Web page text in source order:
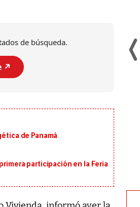
de búsqueda.
↗️
de Panamá
participación en la Feria
terremoto de magnitud
registró este martes 28 de